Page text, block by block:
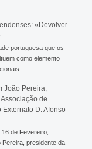
«Devolver
portuguesa que os
como elemento
...
João Pereira,
de
Externato D. Afonso
de Fevereiro,
presidente da